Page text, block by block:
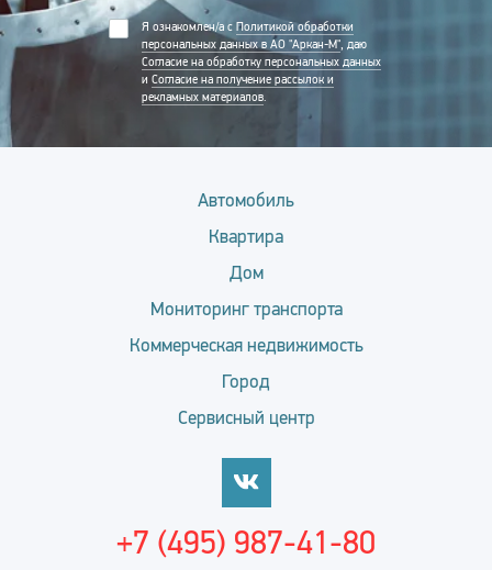
Я ознакомлен/а с Политикой обработки
персональных данных в АО "Аркан-М", даю
Согласие на обработку персональных данных
и Согласие на получение рассылок и
рекламных материалов.
Автомобиль
Квартира
Дом
Мониторинг транспорта
Коммерческая недвижимость
Город
Сервисный центр
+7 (495) 987-41-80